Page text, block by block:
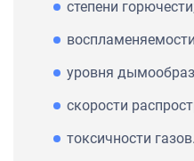
степени
уровня
скорости
токсичности газов.